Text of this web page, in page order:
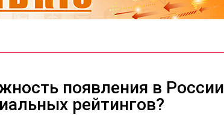
появления в России
рейтингов?